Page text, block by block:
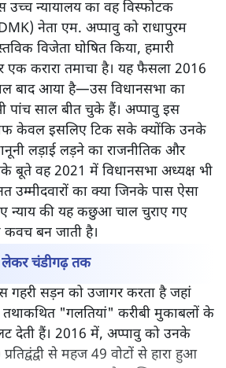
जो धर्म की रक्षा करते हैं, धर्म उनकी रक्षा
लोकतंत्र के आधुनिक रंगमंच पर यह
खंडित नजर आती है। दशकों से जनता को
है कि "न्याय में देरी, न्याय की अवहेलना
संस्थागत संकट केंद्र में आ चुका है:
(EVM) की विसंगतियों को दिया गया
से सरेआम छेड़छाड़ और भारत निर्वाचन
निष्पक्षता।
उच्च न्यायालय का वह विस्फोटक
नेता एम. अप्पावु को राधापुरम
विजेता घोषित किया, हमारी
एक करारा तमाचा है। यह फैसला 2016
बाद आया है—उस विधानसभा का
पांच साल बीत चुके हैं। अप्पावु इस
केवल इसलिए टिक सके क्योंकि उनके
लड़ाई लड़ने का राजनीतिक और
वह 2021 में विधानसभा अध्यक्ष भी